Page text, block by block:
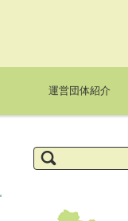
運営団体紹介
検
索: